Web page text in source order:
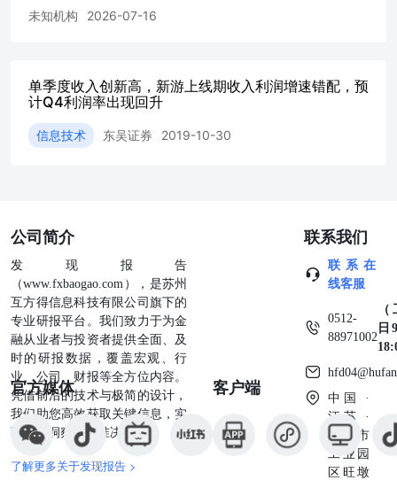
复制或传播。任何有关本报告的摘要或节选都不代表本报告
一致的报告。我公司不保证本报告所含信息及资料处于最新
和修订有关信息及资料，投资者应当自行关注相关更新和修
持有本报告中所提到的公司所发行的证券并进行交易，还可
银行、财务顾问或金融产品等相关服务。本公司的资产管理
并自行承担风险，我公司及雇员对投资者使用本报告及其内
律责任。 证券投资咨询业务的说明 本公司具备中国证监会
投资咨询，是指从事证券投资咨询业务的机构及其投资咨询
客户提供证券投资分析、预测或者建议等直接或者间接有偿
客户委托，提供证券投资咨询服务；举办有关证券投资咨询
刊上发表证券投资咨询的文章、评论、报告，以及通过电台
投资咨询服务；通过电话、传真、电脑网络等电信设备系统
监会认定的其他形式。 发布证券研究报告是证券投资咨询
证券投资咨询机构对证券及证券相关产品的价值、市场走势
证券估值、投资评级等投资分析意见，制作证券研究报告，
济研究所 深圳深圳市福田区福华一路125号国信金融大厦36
82130833 上海上海浦东民生路1199弄证大五道口广场1号楼
金融大街兴盛街6号国信证券9层邮编：100032
未知机构 2026-07-16
单季度收入创新高，新游上线期收入利润增速错配，预
计Q4利润率出现回升
信息技术 东吴证券 2019-10-30
公司简介
发现报告
（www.fxbaogao.com），是苏州
互方得信息科技有限公司旗下的
专业研报平台。我们致力于为金
融从业者与投资者提供全面、及
时的研报数据，覆盖宏观、行
业、公司、财报等全方位内容。
凭借前沿的技术与极简的设计，
我们助您高效获取关键信息，实
现深度洞察与精准决策。
了解更多关于发现报告 >
官方媒体 客户端
联系我们
联系在
线客服
0512-
88971002
日
中国 ·
江苏 ·
苏州市
工业园
区旺墩